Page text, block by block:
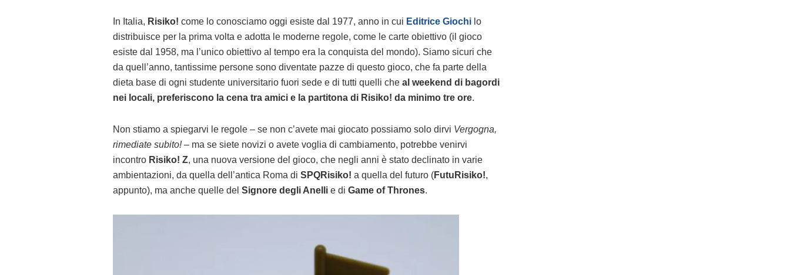
In Italia, Risiko! come lo conosciamo oggi esiste dal 1977, anno in cui Editrice Giochi lo
distribuisce per la prima volta e adotta le moderne regole, come le carte obiettivo (il gioco
esiste dal 1958, ma l’unico obiettivo al tempo era la conquista del mondo). Siamo sicuri che
da quell’anno, tantissime persone sono diventate pazze di questo gioco, che fa parte della
dieta base di ogni studente universitario fuori sede e di tutti quelli che al weekend di bagordi
nei locali, preferiscono la cena tra amici e la partitona di Risiko! da minimo tre ore.
Non stiamo a spiegarvi le regole – se non c’avete mai giocato possiamo solo dirvi Vergogna,
rimediate subito!– ma se siete novizi o avete voglia di cambiamento, potrebbe venirvi
incontro Risiko! Z, una nuova versione del gioco, che negli anni è stato declinato in varie
ambientazioni, da quella dell’antica Roma di SPQRisiko! a quella del futuro (FutuRisiko!,
appunto), ma anche quelle del Signore degli Anelli e di Game of Thrones.